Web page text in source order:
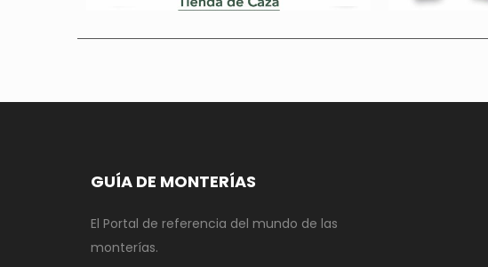
GUÍA DE MONTERÍAS
El Portal de referencia del mundo de las
monterías.